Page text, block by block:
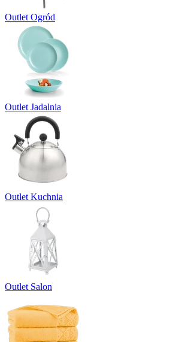
Outlet Ogród
Outlet Jadalnia
Outlet Kuchnia
Outlet Salon